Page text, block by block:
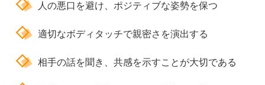
人の悪口を避け、ポジティブな姿勢を保つ
適切なボディタッチで親密さを演出する
相手の話を聞き、共感を示すことが大切である